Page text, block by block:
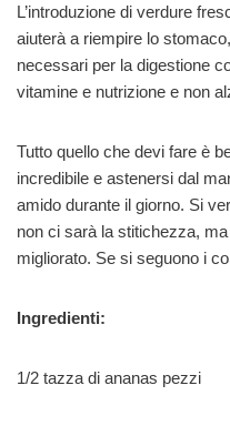
L’introduzione di verdure
aiuterà a riempire lo
necessari per la digestione
vitamine e nutrizione e non
Tutto quello che devi fare è
incredibile e astenersi dal
amido durante il giorno. Si
non ci sarà la stitichezza,
migliorato. Se si seguono i
Ingredienti:
1/2 tazza di ananas pezzi